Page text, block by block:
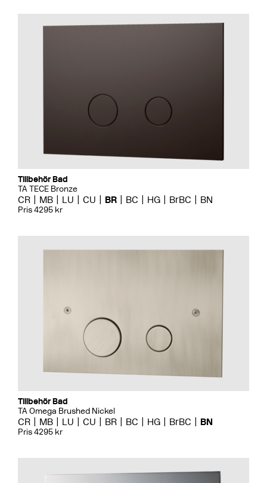
Tillbehör Bad
TA TECE Bronze
CR MB LU CU BR BC HG BrBC BN
Pris 4295 kr
Tillbehör Bad
TA Omega Brushed Nickel
CR MB LU CU BR BC HG BrBC BN
Pris 4295 kr